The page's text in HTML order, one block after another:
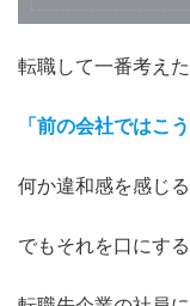
転職して一番考え
「前の会社ではこ
何か違和感を感じ
でもそれを口にす